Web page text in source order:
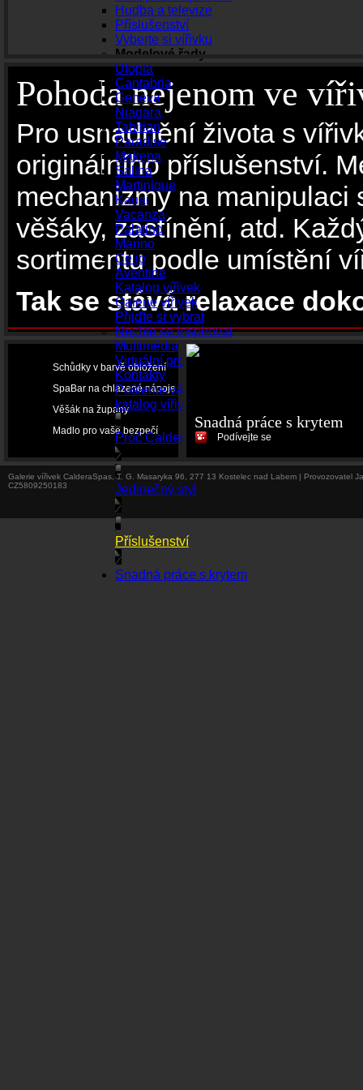
Hudba a televize
Příslušenství
Vyberte si vířivku
Modelové řady
Utopia
Cantabria
Geneva
Niagara
Tahitian
Paradise
Makena
Salina
Martinique
Kauai
Vacanza
Palatino
Marino
Celio
Aventine
Katalog vířivek
Galerie vířivek
Přijďte si vybrat
Nechte se inspirovat
Multimédia
Virtuální prohlídky
Kontakty
Pošleme vám
katalog vířivek
Proč CalderaSpas
Jedinečný styl
Příslušenství
Snadná práce s krytem
Pohoda nejenom ve
Pro usnadnění života s
originálního příslušenství.
mechanizmy na manipulaci
věšáky, zastínění, atd.
sortimentu podle umístění
Tak se stává relaxace
Schůdky v barvě obložení
SpaBar na chlazené nápoje
Věšák na župany
Madlo pro vaše bezpečí
Snadná práce s krytem
Podívejte se
Galerie vířivek CalderaSpas, T. G. Masaryka 96, 277 13 Kostelec nad Labem | Provozovatel
CZ5809250183